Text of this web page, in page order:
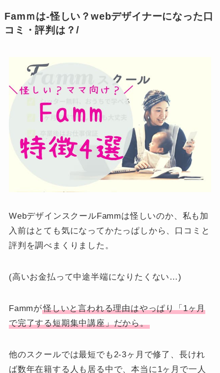
Famｍは-怪しい？webデザイナーになった口
コミ・評判は？/
WebデザインスクールFammは怪しいのか、私も加
入前はとても気になってかたっぱしから、口コミと
評判を調べまくりました。
(高いお金払って中途半端になりたくない…)
Fammが怪しいと言われる理由はやっぱり「1ヶ月
で完了する短期集中講座」だから。
他のスクールでは最短でも2-3ヶ月で修了、長けれ
ば数年在籍する人も居る中で、本当に1ヶ月で一人